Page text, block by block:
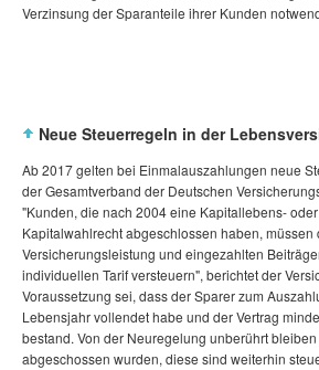
Verzinsung der Sparanteile ihrer Kunden
Neue Steuerregeln in der
Ab 2017 gelten bei Einmalauszahlungen neue
der Gesamtverband der Deutschen
"Kunden, die nach 2004 eine Kapitallebens-
Kapitalwahlrecht abgeschlossen haben, müssen
Versicherungsleistung und eingezahlten
individuellen Tarif versteuern", berichtet der
Voraussetzung sei, dass der Sparer zum
Lebensjahr vollendet habe und der Vertrag
bestand. Von der Neuregelung unberührt
abgeschossen wurden, diese sind weiterhin